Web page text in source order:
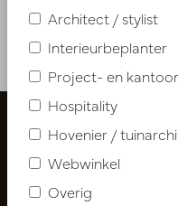
Architect / stylist
Interieurbeplanter
Project- en
Hospitality
Hovenier /
Webwinkel
Overig